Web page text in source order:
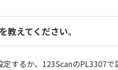
えてください。
するか、123ScanのPL3307で